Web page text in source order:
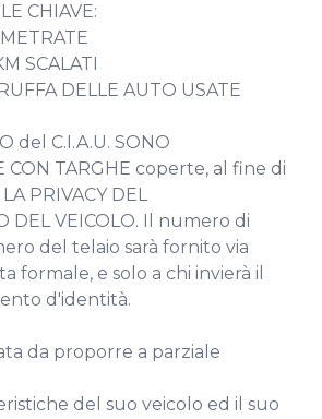
CHIAVE:
SCALATI
DELLE AUTO USATE
del C.I.A.U. SONO
CON TARGHE coperte, al fine di
PRIVACY DEL
DEL VEICOLO. Il numero di
del telaio sarà fornito via
formale, e solo a chi invierà il
d'identità.
da proporre a parziale
del suo veicolo ed il suo